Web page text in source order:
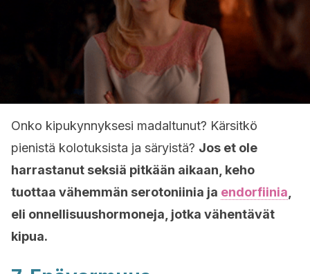
Onko kipukynnyksesi madaltunut? Kärsitkö
pienistä kolotuksista ja säryistä? Jos et ole
harrastanut seksiä pitkään aikaan, keho
tuottaa vähemmän serotoniinia ja endorfiinia
eli onnellisuushormoneja, jotka vähentävät
kipua.